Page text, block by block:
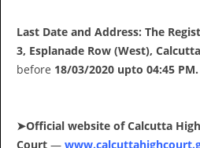
Last Date and Address: The
3, Esplanade Row (West),
before 18/03/2020 upto 04:45 PM.
➤Official website of Calcutta High
Court —